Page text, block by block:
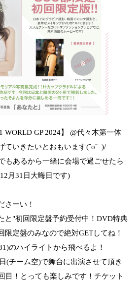
WORLD GP 2024】 @代々木第一体
ていきたいとおもいます(ˆoˆ )/
もあるから一緒に会場で過ごせたら
月31日大晦日です)
さーい！
と"初回限定盤予約受付中！DVD特典
限定盤のみなので絶対GETしてね！
のハイライトから飛べるよ！
(チーム空)で舞台に出演させて頂き
目！とっても楽しみです！チケット